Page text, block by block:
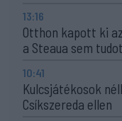
13:16
Otthon kapott ki
a Steaua sem
10:41
Kulcsjátékosok
Csíkszereda ellen